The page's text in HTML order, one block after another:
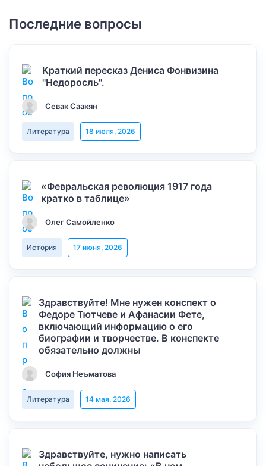
Последние вопросы
Краткий пересказ Дениса Фонвизина
"Недоросль".
Севак Саакян
Литература 18 июля, 2026
«Февральская революция 1917 года
кратко в таблице»
Олег Самойленко
История 17 июня, 2026
Здравствуйте! Мне нужен конспект о
Федоре Тютчеве и Афанасии Фете,
включающий информацию о его
биографии и творчестве. В конспекте
обязательно должны
София Неъматова
Литература 14 мая, 2026
Здравствуйте, нужно написать